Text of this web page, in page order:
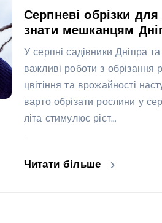
Серпневі обрізки
знати мешканцям
У серпні садівники Дніпра
важливі роботи з
цвітіння та врожайності
варто обрізати рослини у
літа стимулює ріст…
Читати більше